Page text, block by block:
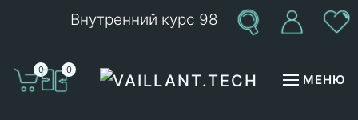
Внутренний курс 98
0 0
МЕНЮ